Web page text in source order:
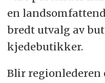
en
bredt utvalg av
kjedebutikker.
Blir